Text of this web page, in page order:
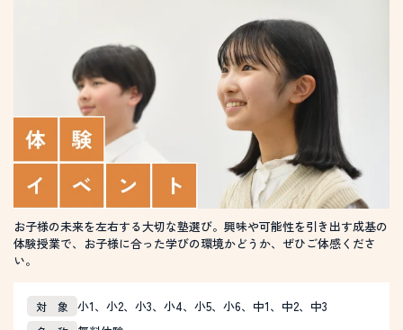
お子様の未来を左右する大切な塾選び。興味や可能性を引き出す成基の
体験授業で、お子様に合った学びの環境かどうか、ぜひご体感くださ
い。
対 象 小1、小2、小3、小4、小5、小6、中1、中2、中3